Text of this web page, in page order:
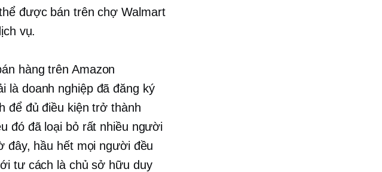
được bán trên chợ Walmart
vụ.
hàng trên Amazon
là doanh nghiệp đã đăng ký
để đủ điều kiện trở thành
đó đã loại bỏ rất nhiều người
đây, hầu hết mọi người đều
tư cách là chủ sở hữu duy